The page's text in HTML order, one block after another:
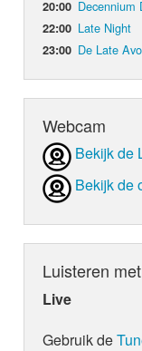
20:00 Decennium
22:00 Late Night
23:00 De Late
Webcam
Bekijk de
Bekijk de
Luisteren
Live
Gebruik de